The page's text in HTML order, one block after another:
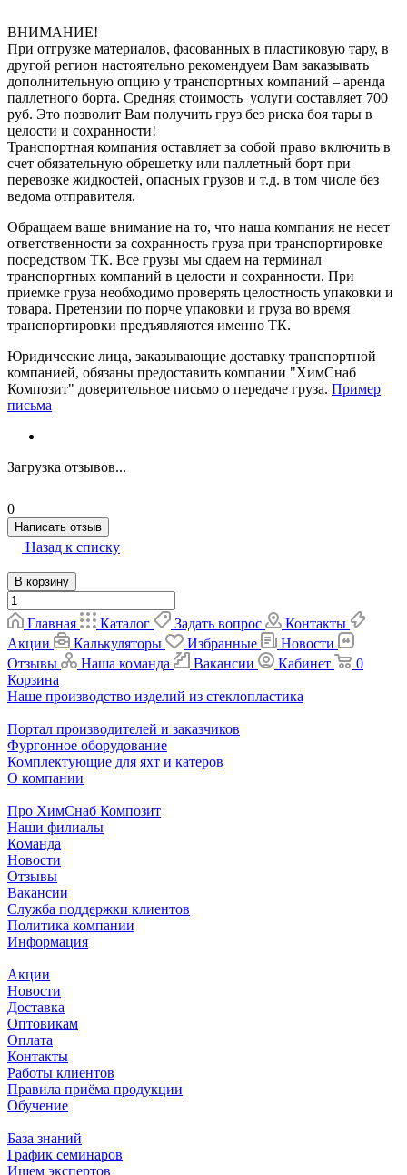
ВНИМАНИЕ!
При отгрузке материалов, фасованных в пластиковую тару, в
другой регион настоятельно рекомендуем Вам заказывать
дополнительную опцию у транспортных компаний – аренда
паллетного борта. Средняя стоимость услуги составляет 700
руб. Это позволит Вам получить груз без риска боя тары в
целости и сохранности!
Транспортная компания оставляет за собой право включить в
счет обязательную обрешетку или паллетный борт при
перевозке жидкостей, опасных грузов и т.д. в том числе без
ведома отправителя.
Обращаем ваше внимание на то, что наша компания не несет
ответственности за сохранность груза при транспортировке
посредством ТК. Все грузы мы сдаем на терминал
транспортных компаний в целости и сохранности. При
приемке груза необходимо проверять целостность упаковки и
товара. Претензии по порче упаковки и груза во время
транспортировки предъявляются именно ТК.
Юридические лица, заказывающие доставку транспортной
компанией, обязаны предоставить компании "ХимСнаб
Композит" доверительное письмо о передаче груза. Пример
письма
Загрузка отзывов...
0
Написать отзыв
Назад к списку
В корзину
Главная Каталог Задать вопрос
Контакты
Акции
Калькуляторы Избранные
Новости
Отзывы
Наша команда Вакансии Кабинет
0
Корзина
Наше производство изделий из стеклопластика
Портал производителей и заказчиков
Фургонное оборудование
Комплектующие для яхт и катеров
О компании
Про ХимСнаб Композит
Наши филиалы
Команда
Новости
Отзывы
Вакансии
Служба поддержки клиентов
Политика компании
Информация
Акции
Новости
Доставка
Оптовикам
Оплата
Контакты
Работы клиентов
Правила приёма продукции
Обучение
База знаний
График семинаров
Ищем экспертов